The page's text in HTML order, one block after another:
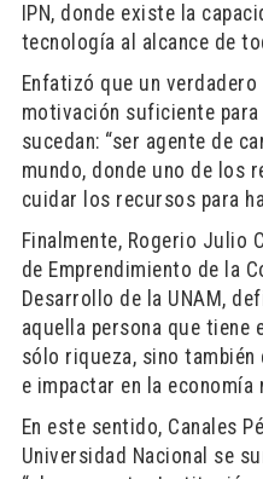
IPN, donde existe la
tecnología al alcance de
Enfatizó que un
motivación suficiente
sucedan: “ser agente de
mundo, donde uno de los
cuidar los recursos para
Finalmente, Rogerio Julio
de Emprendimiento de la
Desarrollo de la UNAM,
aquella persona que tiene
sólo riqueza, sino
e impactar en la economía
En este sentido, Canales
Universidad Nacional se